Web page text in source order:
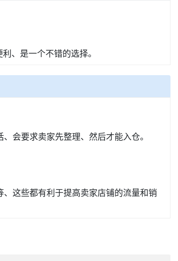
、是一个不错的选择。
会要求卖家先整理、然后才能入仓。
这些都有利于提高卖家店铺的流量和销